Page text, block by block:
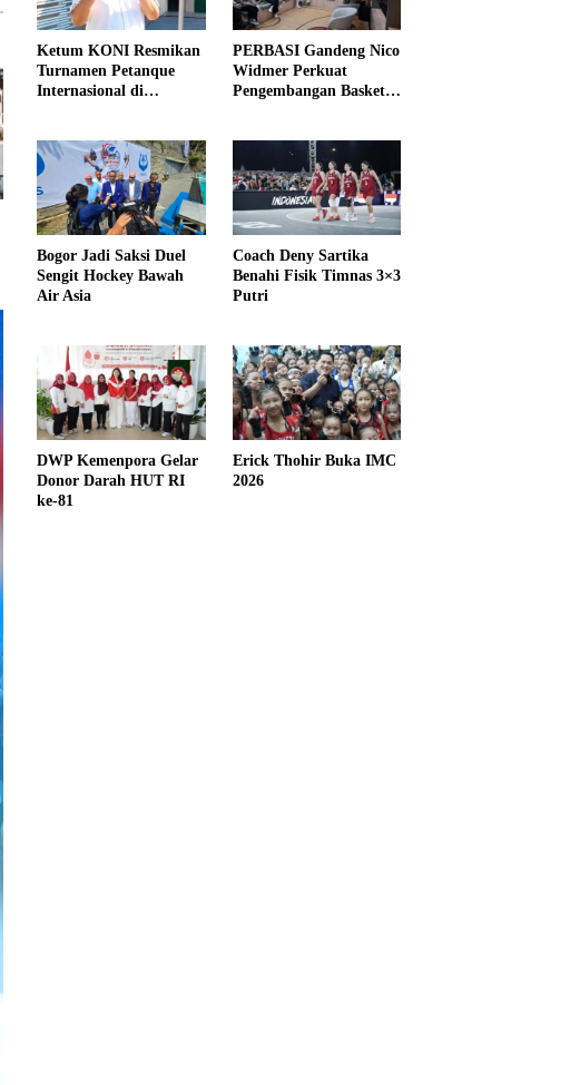
Ketum KONI Resmikan
Turnamen Petanque
Internasional di
PERBASI Gandeng Nico
Widmer Perkuat
Pengembangan Basket
Bogor Jadi Saksi Duel
Sengit Hockey Bawah
Air Asia
Coach Deny Sartika
Benahi Fisik Timnas 3×3
Putri
DWP Kemenpora Gelar
Donor Darah HUT RI
ke-81
Erick Thohir Buka IMC
2026